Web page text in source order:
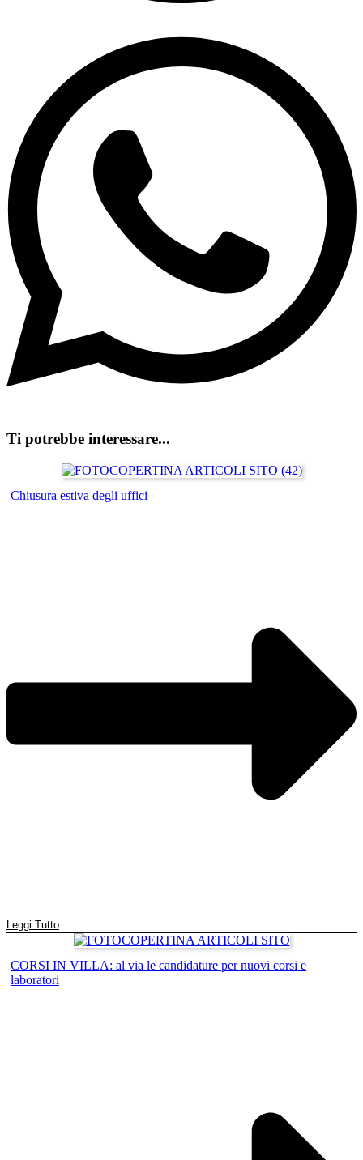
Ti potrebbe interessare...
Chiusura estiva degli uffici
Leggi Tutto
CORSI IN VILLA: al via le candidature per nuovi corsi e
laboratori